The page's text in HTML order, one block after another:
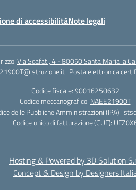
di accessibilitàNote legali
Via Scafati, 4 - 80050 Santa Maria la
Posta elettronica
Codice fiscale: 90016250632
Codice meccanografico: NAEE21900T
delle Pubbliche Amministrazioni (IPA):
Codice unico di fatturazione (CUF):
Hosting & Powered by 3D Solution
Concept & Design by Designers